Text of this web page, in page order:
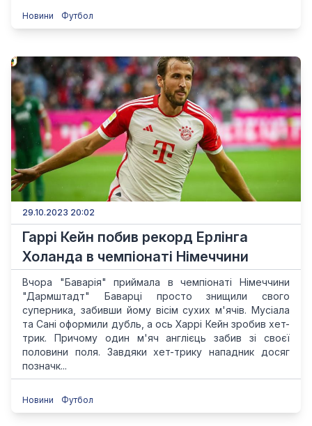
Новини Футбол
29.10.2023 20:02
Гаррі Кейн побив рекорд Ерлінга
Холанда в чемпіонаті Німеччини
Вчора "Баварія" приймала в чемпіонаті Німеччини
"Дармштадт" Баварці просто знищили свого
суперника, забивши йому вісім сухих м'ячів. Мусіала
та Сані оформили дубль, а ось Харрі Кейн зробив хет-
трик. Причому один м'яч англієць забив зі своєї
половини поля. Завдяки хет-трику нападник досяг
позначк...
Новини Футбол